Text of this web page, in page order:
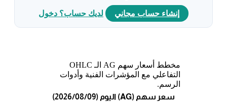
إنشاء حساب مجاني لديك حساب؟ دخول
مخطط أسعار سهم AG الـ OHLC
التفاعلي مع المؤشرات الفنية وأدوات
الرسم.
(2026/08/09) اليوم (AG) سعر سهم